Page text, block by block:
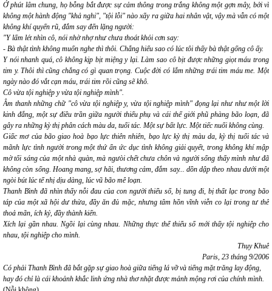
Ở phút lâm chung, họ bỗng bắt được sự cảm thông trong trắng không một gợn mây, bởi vì
không một hành động "khả nghi", "tội lỗi" nào xẩy ra giữa hai nhân vật, vậy mà vẫn có một
không khí quyến rũ, đắm say đến lặng người:
"Y lấm lét nhìn cô, nói nhờ nhợ như chưa thoát khỏi cơn say:
- Bà thật tình không muốn nghe thì thôi. Chẳng hiểu sao có lúc tôi thấy bà thật gống cô ấy.
Y nói nhanh quá, cô không kịp bịt miệng y lại. Làm sao cô bịt được những giọt máu trong
tim y. Thôi thì cũng chẳng có gì quan trọng. Cuộc đời có lắm những trái tim máu me. Một
ngày nào đó vắt cạn máu, trái tim rồi cũng sẽ khô.
Cô vừa tội nghiệp y vừa tội nghiệp mình".
Âm thanh những chữ "cô vừa tội nghiệp y, vừa tội nghiệp mình" đọng lại như như một lời
kinh đắng, một sự điều trần giữa người thiếu phụ và cái thế giới phũ phàng bão loạn, đã
gây ra những kỳ thị phân cách màu da, tuổi tác. Một sự bất lực. Một tiếc nuối không cùng.
Giấc mơ của bãogiao hoà bạo lực thiên nhiên, bạo lực kỳ thị màu da, kỳ thị tuổi tác và
mãnh lực tình người trong một thứ ẩn ức dục tình không giải quyết, trong không khí mập
mờ tối sáng của một nhà quàn, mà ngưòi chết chưa chôn và người sống thấy mình như đã
không còn sống. Hoang mang, sợ hãi, thương cảm, đắm say... dồn dập theo nhau dưới một
ngòi bút lúc tế nhị dịu dàng, lúc vũ bão mê loạn.
Thanh Bình đã nhìn thấy nỗi đau của con người thiểu số, bị tung đi, bị thất lạc trong bão
táp của một xã hội dư thừa, đầy ăn đủ mặc, nhưng tâm hồn vĩnh viễn co lại trong tư thế
thoả mãn, ích kỷ, đầy thành kiến.
Xích lại gần nhau. Ngồi lại cùng nhau. Những thực thể thiểu số mới thấy tội nghiệp cho
nhau, tội nghiệp cho mình.
Thụy Khuê
Paris, 23 tháng 9/2006
Có phải Thanh Bình đã bắt gặp sự giao hoà giữa tiếng lá vỡ và tiếng mặt trăng lay động,
hay đó chỉ là cái khoảnh khắc linh ứng nhà thơ nhặt được mảnh mộng rơi của chính mình.